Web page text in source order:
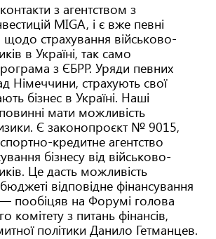
з агентством з
MIGA, і є вже певні
щодо страхування військово-
в Україні, так само
з ЄБРР. Уряди певних
Німеччини, страхують свої
бізнес в Україні. Наші
мати можливість
Є законопроєкт № 9015,
кредитне агентство
бізнесу від військово-
Це дасть можливість
відповідне фінансування
— пообіцяв на Форумі голова
комітету з питань фінансів,
політики Данило Гетманцев.